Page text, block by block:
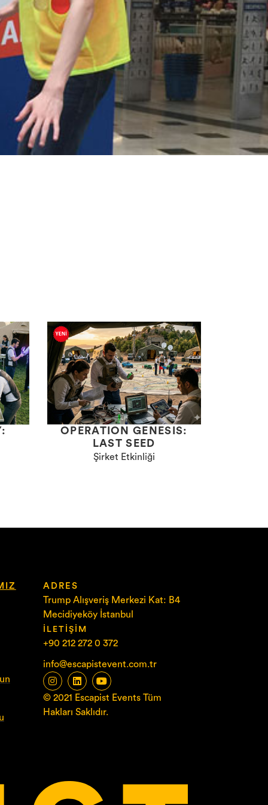
OPERATION GENESIS:
LAST SEED
Şirket Etkinliği
ADRES
Trump Alışveriş Merkezi Kat: B4
Mecidiyeköy İstanbul
İLETIŞIM
+90 212 272 0 372
info@escapistevent.com.tr
© 2021 Escapist Events Tüm
Hakları Saklıdır.